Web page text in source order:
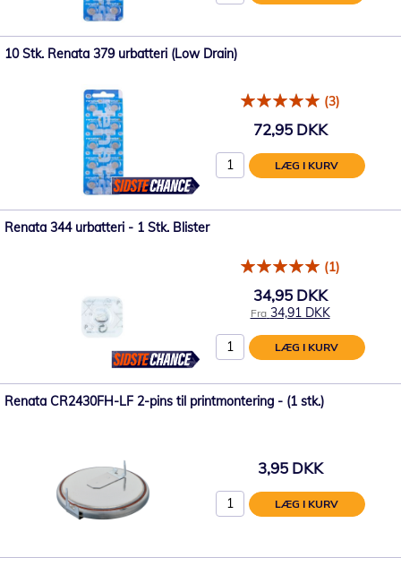
10 Stk. Renata 379 urbatteri (Low Drain)
(3)
72,95 DKK
LÆG I KURV
Renata 344 urbatteri - 1 Stk. Blister
(1)
34,95 DKK
Fra 34,91 DKK
LÆG I KURV
Renata CR2430FH-LF 2-pins til printmontering - (1 stk.)
3,95 DKK
LÆG I KURV